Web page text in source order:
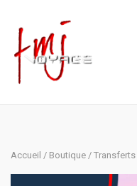
content
Accueil / Boutique / Transferts